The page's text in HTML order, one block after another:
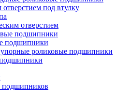
под втулку
отверстием
подшипники
подшипники
роликовые подшипники
подшипников